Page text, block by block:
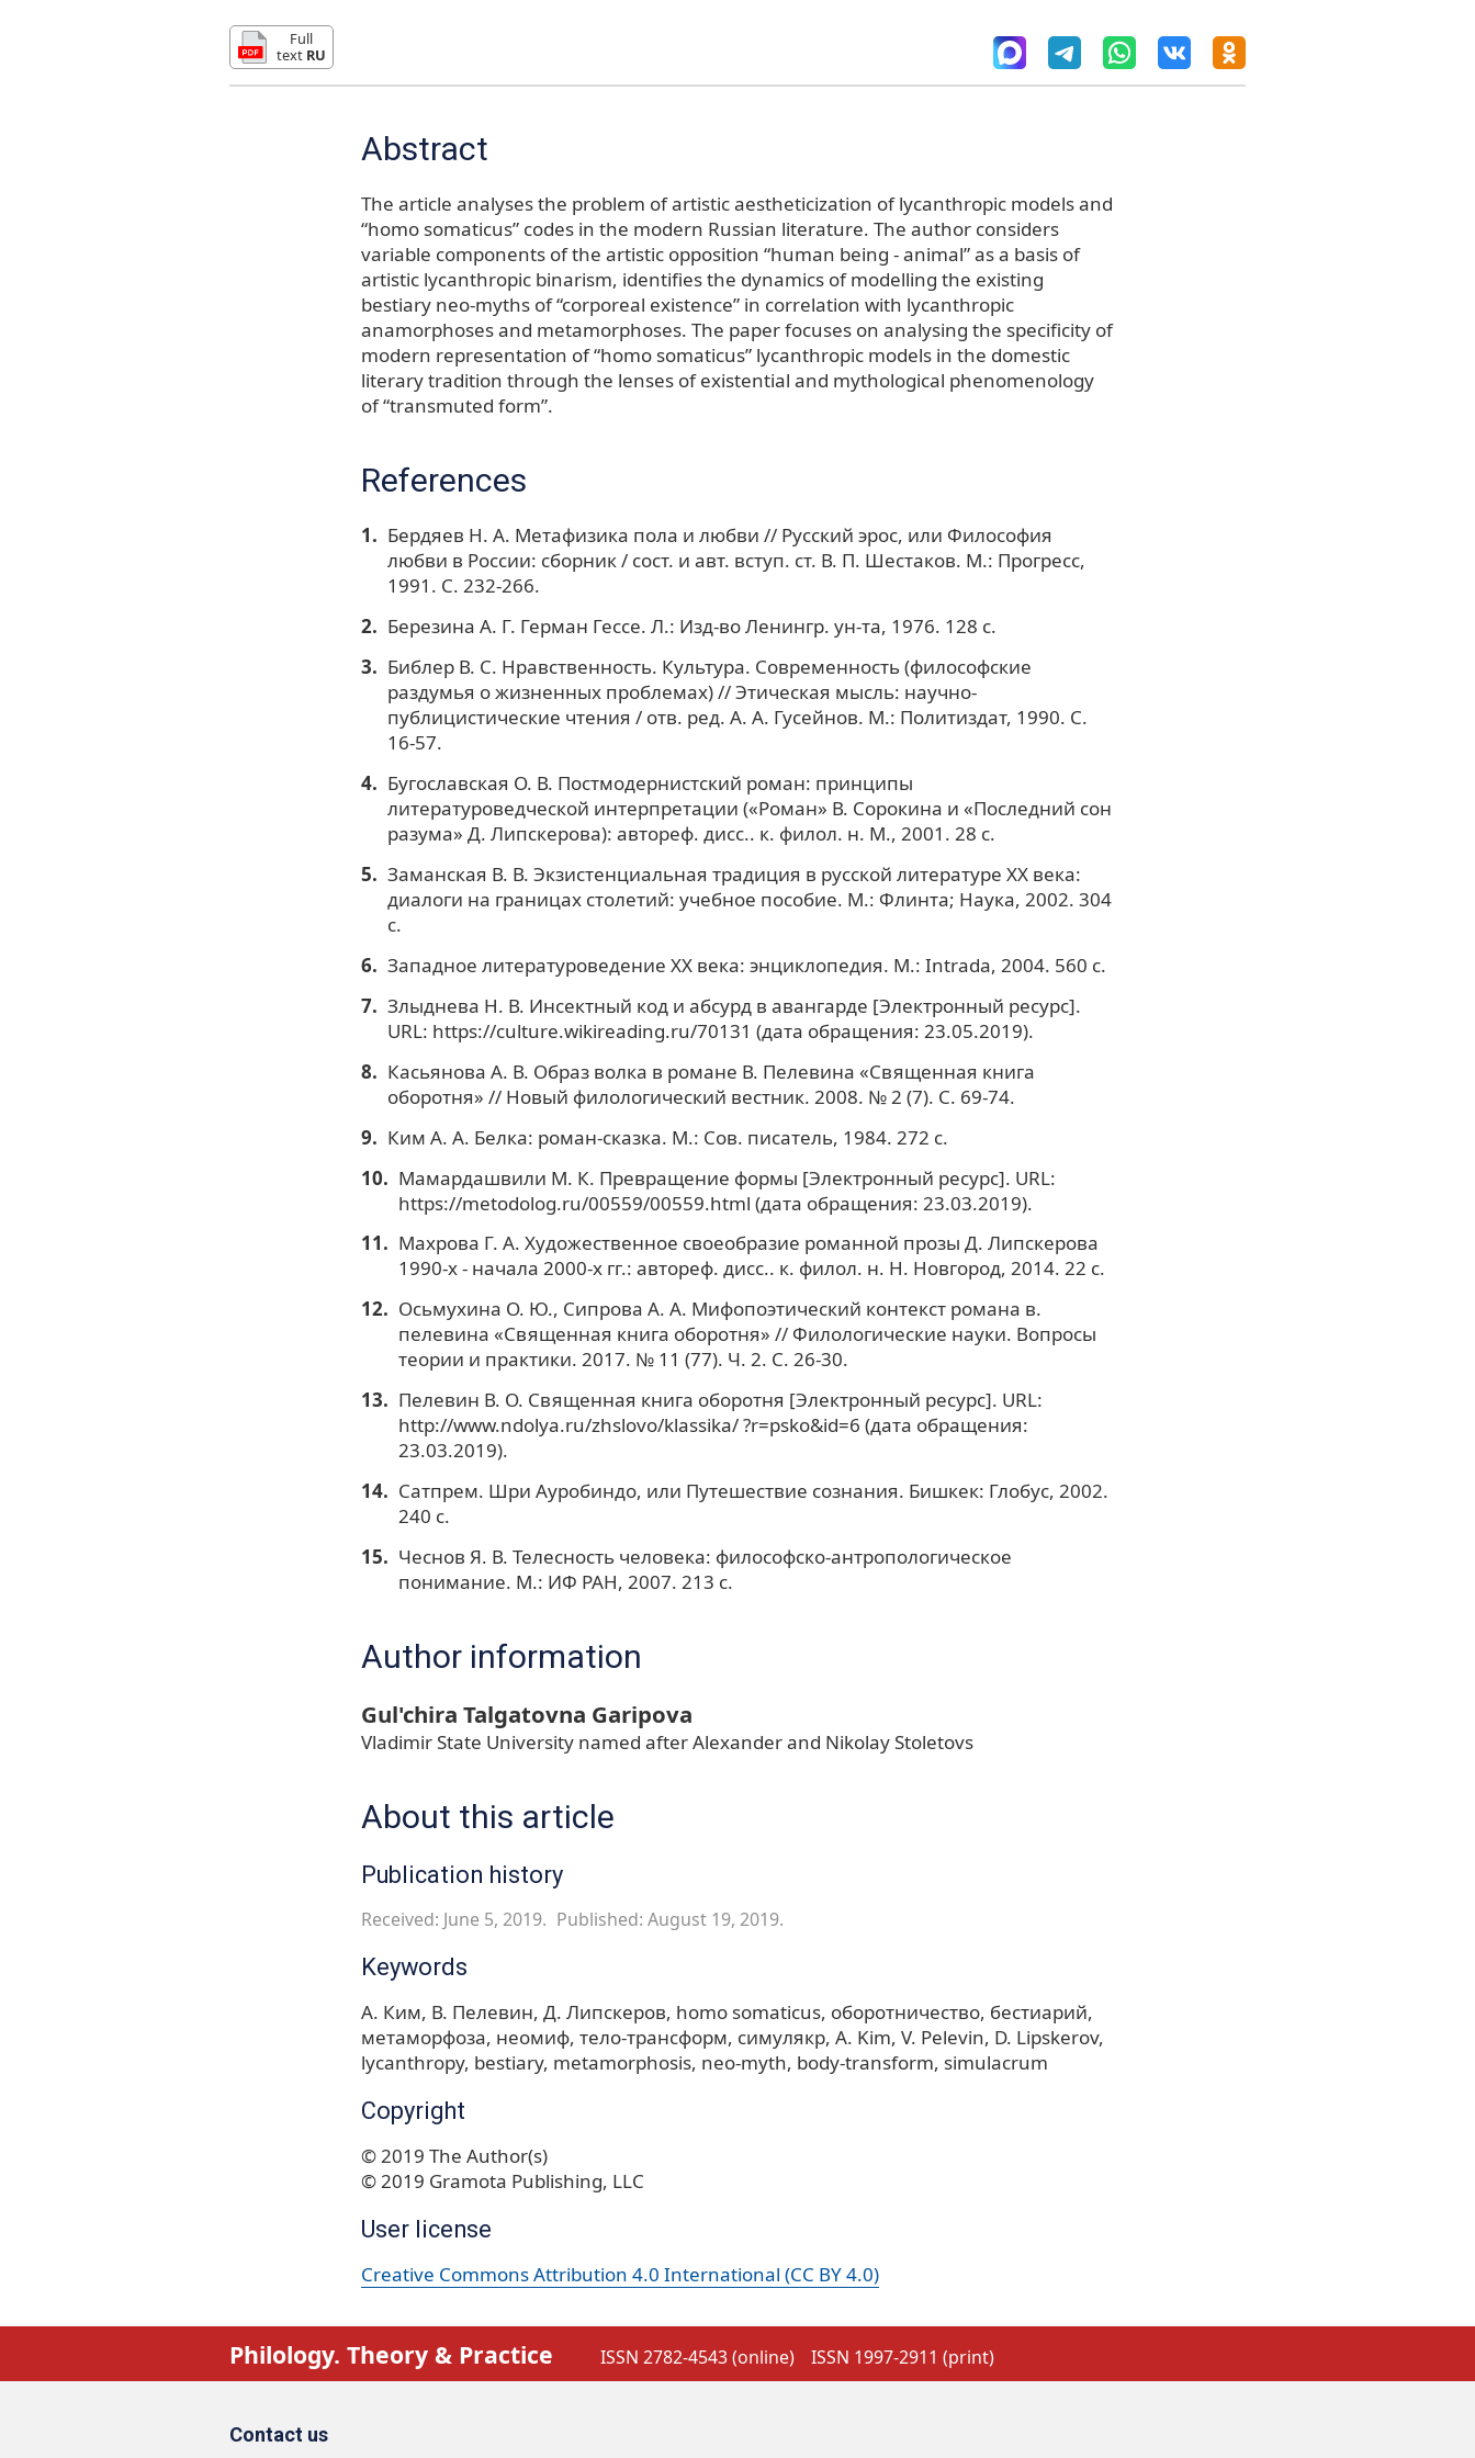
Full
text RU
Abstract
The article analyses the problem of artistic aestheticization of lycanthropic models and
“homo somaticus” codes in the modern Russian literature. The author considers
variable components of the artistic opposition “human being - animal” as a basis of
artistic lycanthropic binarism, identifies the dynamics of modelling the existing
bestiary neo-myths of “corporeal existence” in correlation with lycanthropic
anamorphoses and metamorphoses. The paper focuses on analysing the specificity of
modern representation of “homo somaticus” lycanthropic models in the domestic
literary tradition through the lenses of existential and mythological phenomenology
of “transmuted form”.
References
Бердяев Н. А. Метафизика пола и любви // Русский эрос, или Философия
любви в России: сборник / сост. и авт. вступ. ст. В. П. Шестаков. М.: Прогресс,
1991. С. 232-266.
Березина А. Г. Герман Гессе. Л.: Изд-во Ленингр. ун-та, 1976. 128 с.
Библер В. С. Нравственность. Культура. Современность (философские
раздумья о жизненных проблемах) // Этическая мысль: научно-
публицистические чтения / отв. ред. А. А. Гусейнов. М.: Политиздат, 1990. С.
16-57.
Бугославская О. В. Постмодернистский роман: принципы
литературоведческой интерпретации («Роман» В. Сорокина и «Последний сон
разума» Д. Липскерова): автореф. дисс.. к. филол. н. М., 2001. 28 с.
Заманская В. В. Экзистенциальная традиция в русской литературе ХХ века:
диалоги на границах столетий: учебное пособие. М.: Флинта; Наука, 2002. 304
с.
Западное литературоведение XX века: энциклопедия. М.: Intrada, 2004. 560 с.
Злыднева Н. В. Инсектный код и абсурд в авангарде [Электронный ресурс].
URL: https://culture.wikireading.ru/70131 (дата обращения: 23.05.2019).
Касьянова А. В. Образ волка в романе В. Пелевина «Священная книга
оборотня» // Новый филологический вестник. 2008. № 2 (7). С. 69-74.
Ким А. А. Белка: роман-сказка. М.: Сов. писатель, 1984. 272 с.
Мамардашвили М. К. Превращение формы [Электронный ресурс]. URL:
https://metodolog.ru/00559/00559.html (дата обращения: 23.03.2019).
Махрова Г. А. Художественное своеобразие романной прозы Д. Липскерова
1990-х - начала 2000-х гг.: автореф. дисс.. к. филол. н. Н. Новгород, 2014. 22 с.
Осьмухина О. Ю., Сипрова А. А. Мифопоэтический контекст романа в.
пелевина «Священная книга оборотня» // Филологические науки. Вопросы
теории и практики. 2017. № 11 (77). Ч. 2. С. 26-30.
Пелевин В. О. Священная книга оборотня [Электронный ресурс]. URL:
http://www.ndolya.ru/zhslovo/klassika/ ?r=psko&id=6 (дата обращения:
23.03.2019).
Сатпрем. Шри Ауробиндо, или Путешествие сознания. Бишкек: Глобус, 2002.
240 с.
Чеснов Я. В. Телесность человека: философско-антропологическое
понимание. М.: ИФ РАН, 2007. 213 с.
Author information
Gul'chira Talgatovna Garipova
Vladimir State University named after Alexander and Nikolay Stoletovs
About this article
Publication history
Received: June 5, 2019. Published: August 19, 2019.
Keywords
А. Ким В. Пелевин Д. Липскеров homo somaticus оборотничество бестиарий
метаморфоза неомиф тело-трансформ симулякр A. Kim V. Pelevin D. Lipskerov
lycanthropy bestiary metamorphosis neo-myth body-transform simulacrum
Copyright
© 2019 The Author(s)
© 2019 Gramota Publishing, LLC
User license
Creative Commons Attribution 4.0 International (CC BY 4.0)
Philology. Theory & Practice ISSN 2782-4543 (online) ISSN 1997-2911 (print)
Contact us